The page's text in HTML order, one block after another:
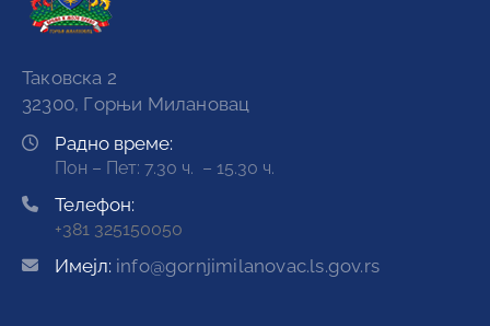
Таковска 2
32300, Горњи Милановац
Радно време:
Пон – Пет: 7.30 ч. – 15.30 ч.
Телефон:
+381 325150050
Имејл: info@gornjimilanovac.ls.gov.rs